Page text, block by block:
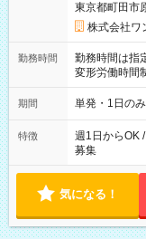
東京都町田市
株式会社ワ
勤務時間
勤務時間は指
変形労働時間制 想定
～21：00
期間 単発・1日の
特徴
週1日からOK
募集
気になる！